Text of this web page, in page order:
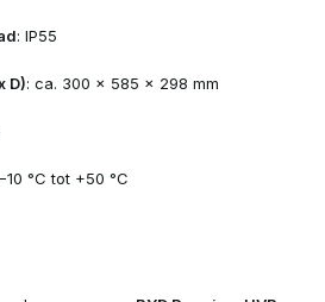
: IP55
D): ca. 300 × 585 × 298 mm
°C tot +50 °C